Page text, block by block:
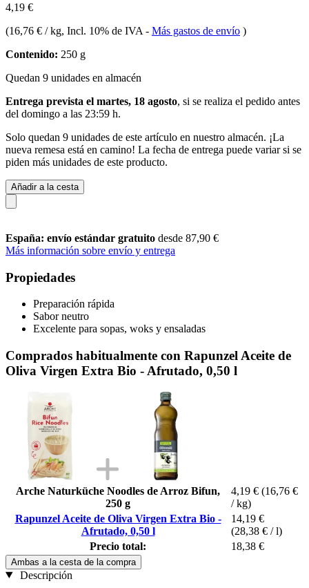
4,19 €
(16,76 € / kg, Incl. 10% de IVA - Más gastos de envío )
Contenido: 250 g
Quedan 9 unidades en almacén
Entrega prevista el martes, 18 agosto, si se realiza el pedido antes
del domingo a las 23:59 h.
Solo quedan 9 unidades de este artículo en nuestro almacén. ¡La
nueva remesa está en camino! La fecha de entrega puede variar si se
piden más unidades de este producto.
Añadir a la cesta
España: envío estándar gratuito desde 87,90 €
Más información sobre envío y entrega
Propiedades
Preparación rápida
Sabor neutro
Excelente para sopas, woks y ensaladas
Comprados habitualmente con Rapunzel Aceite de
Oliva Virgen Extra Bio - Afrutado, 0,50 l
Arche Naturküche Noodles de Arroz Bifun,
250 g
4,19 € (16,76 €
/ kg)
Rapunzel Aceite de Oliva Virgen Extra Bio -
Afrutado, 0,50 l
14,19 €
(28,38 € / l)
Precio total:
18,38 €
Ambas a la cesta de la compra
Descripción